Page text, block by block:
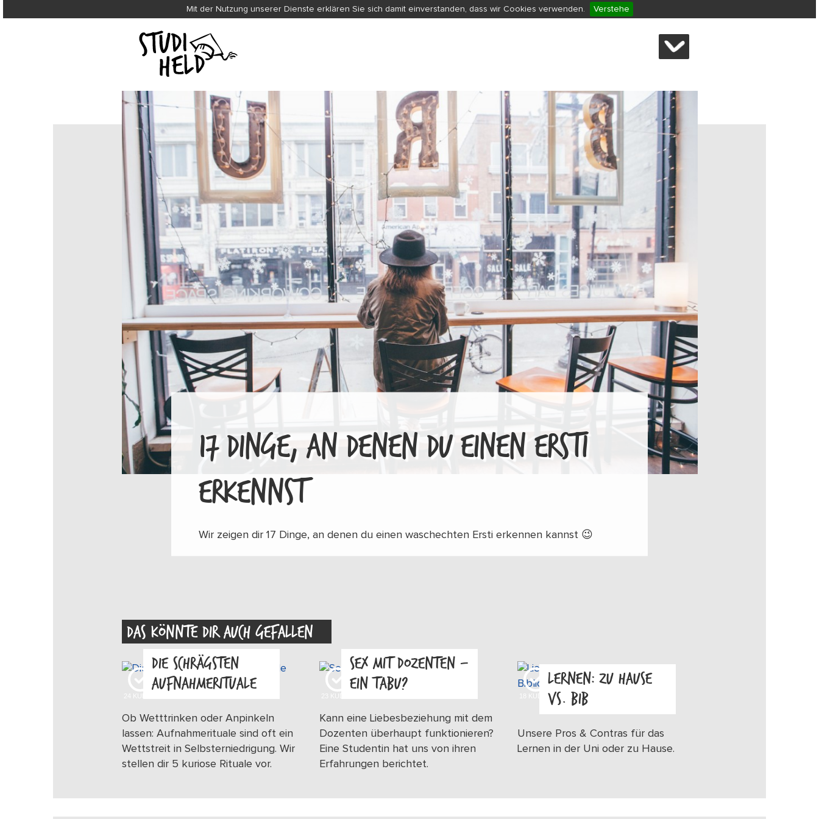
Mit der Nutzung unserer Dienste erklären Sie sich damit einverstanden, dass wir Cookies verwenden. Verstehe
17 DINGE, AN DENEN DU EINEN ERSTI
ERKENNST
Wir zeigen dir 17 Dinge, an denen du einen waschechten Ersti erkennen kannst 😉
DAS KÖNNTE DIR AUCH GEFALLEN
DIE SCHRÄGSTEN
AUFNAHMERITUALE
Ob Wetttrinken oder Anpinkeln
lassen: Aufnahmerituale sind oft ein
Wettstreit in Selbsterniedrigung. Wir
stellen dir 5 kuriose Rituale vor.
SEX MIT DOZENTEN –
EIN TABU?
Kann eine Liebesbeziehung mit dem
Dozenten überhaupt funktionieren?
Eine Studentin hat uns von ihren
Erfahrungen berichtet.
KUDOS
LERNEN: ZU HAUSE
VS. BIB
Unsere Pros & Contras für das
Lernen in der Uni oder zu Hause.